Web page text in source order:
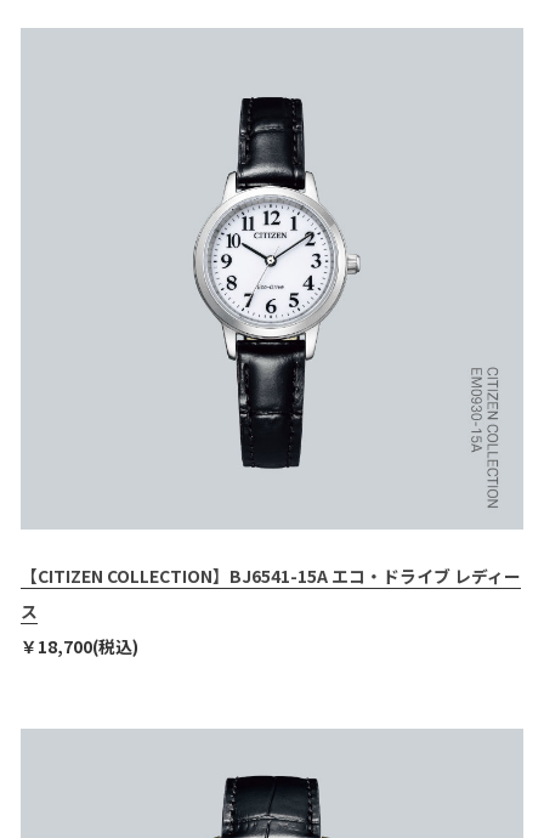
【CITIZEN COLLECTION】BJ6541-15A エコ・ドライブ レディー
ス
￥18,700(税込)